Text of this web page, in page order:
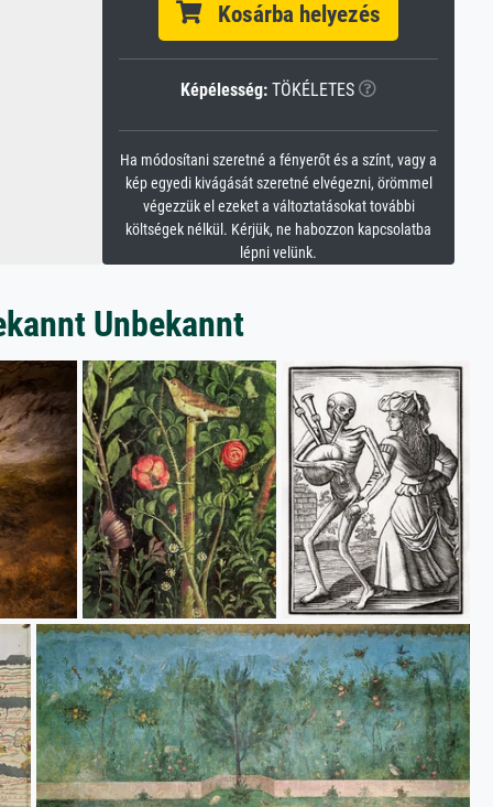
Kosárba helyezés
Képélesség: TÖKÉLETES
Ha módosítani szeretné a fényerőt és a színt, vagy a
kép egyedi kivágását szeretné elvégezni, örömmel
végezzük el ezeket a változtatásokat további
költségek nélkül. Kérjük, ne habozzon kapcsolatba
lépni velünk.
Unbekannt